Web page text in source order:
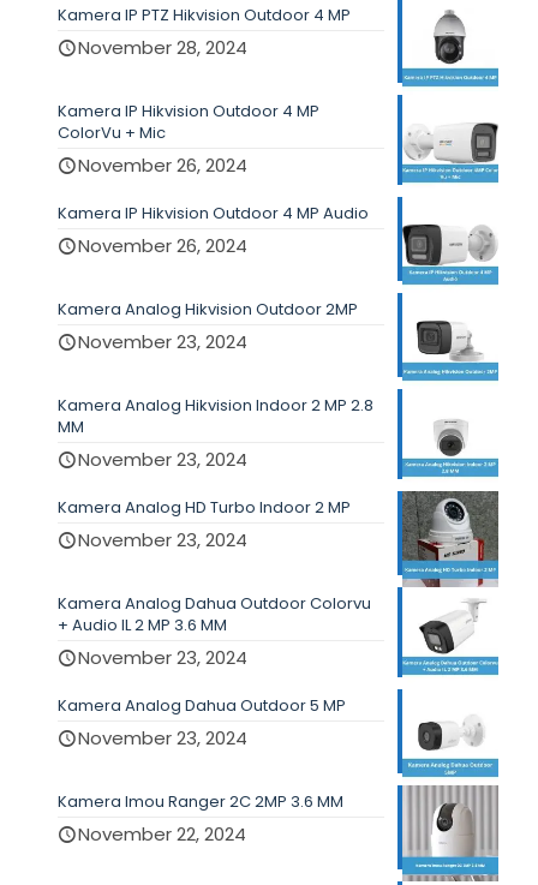
Kamera IP PTZ Hikvision Outdoor 4 MP
November 28, 2024
Kamera IP Hikvision Outdoor 4 MP
ColorVu + Mic
November 26, 2024
Kamera IP Hikvision Outdoor 4 MP Audio
November 26, 2024
Kamera Analog Hikvision Outdoor 2MP
November 23, 2024
Kamera Analog Hikvision Indoor 2 MP 2.8
MM
November 23, 2024
Kamera Analog HD Turbo Indoor 2 MP
November 23, 2024
Kamera Analog Dahua Outdoor Colorvu
+ Audio IL 2 MP 3.6 MM
November 23, 2024
Kamera Analog Dahua Outdoor 5 MP
November 23, 2024
Kamera Imou Ranger 2C 2MP 3.6 MM
November 22, 2024